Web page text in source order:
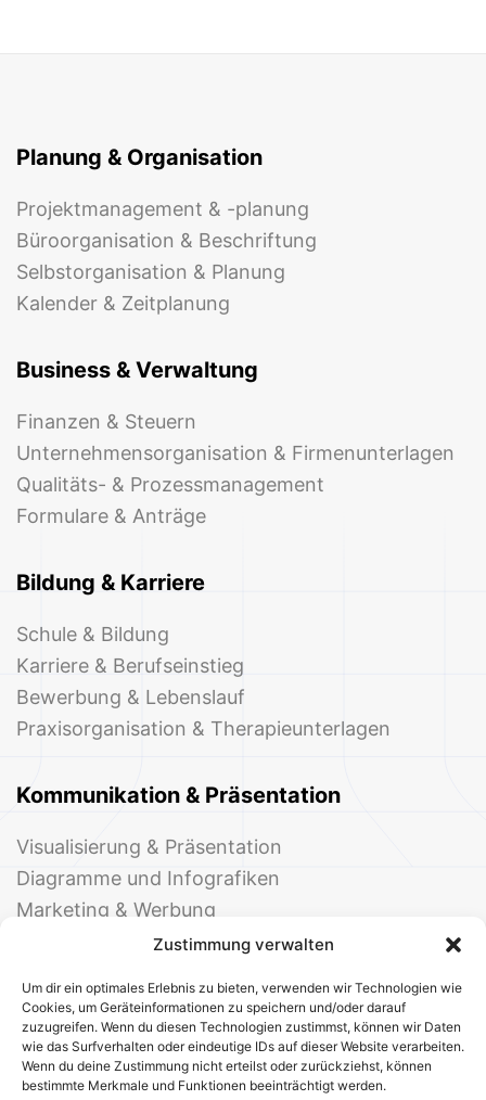
Zustimmung verwalten
Um dir ein optimales Erlebnis zu bieten, verwenden wir Technologien wie
Cookies, um Geräteinformationen zu speichern und/oder darauf
zuzugreifen. Wenn du diesen Technologien zustimmst, können wir Daten
wie das Surfverhalten oder eindeutige IDs auf dieser Website verarbeiten.
Wenn du deine Zustimmung nicht erteilst oder zurückziehst, können
bestimmte Merkmale und Funktionen beeinträchtigt werden.
Planung & Organisation
Projektmanagement & -planung
Büroorganisation & Beschriftung
Selbstorganisation & Planung
Kalender & Zeitplanung
Business & Verwaltung
Finanzen & Steuern
Unternehmensorganisation & Firmenunterlagen
Qualitäts- & Prozessmanagement
Formulare & Anträge
Bildung & Karriere
Schule & Bildung
Karriere & Berufseinstieg
Bewerbung & Lebenslauf
Praxisorganisation & Therapieunterlagen
Kommunikation & Präsentation
Visualisierung & Präsentation
Diagramme und Infografiken
Marketing & Werbung
Events & Einladungen